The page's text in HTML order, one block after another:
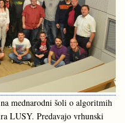
mednarodni šoli o algoritmih
LUSY. Predavajo vrhunski